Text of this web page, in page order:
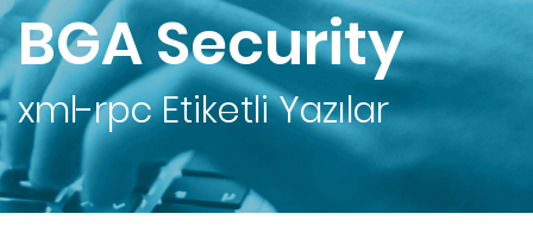
BGA Security
xml-rpcEtiketli Yazılar